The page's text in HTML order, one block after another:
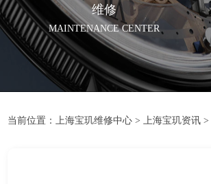
维修
MAINTENANCE CENTER
当前位置： 上海宝玑维修中心 > 上海宝玑资讯 >